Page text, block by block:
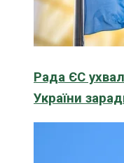
Рада ЄС
України